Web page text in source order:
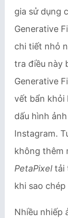
gia sử dụng
Generative
chi tiết nhỏ
tra điều này
Generative
vết bẩn khỏi
dấu hình
Instagram.
không thêm
PetaPixel tải
khi sao
Nhiều nhiếp